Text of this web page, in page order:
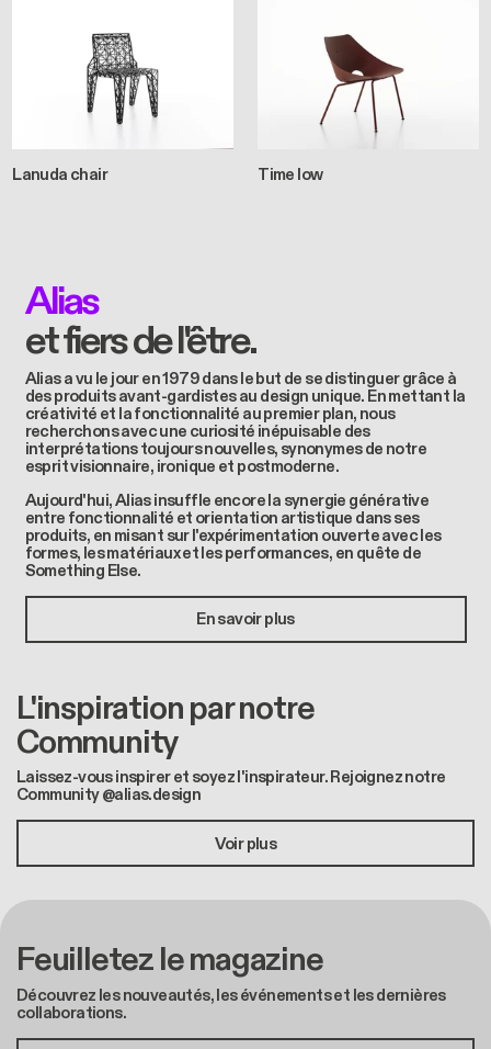
Lanuda chair Time low
Alias
et fiers de l'être.
Alias a vu le jour en 1979 dans le but de se distinguer grâce à
des produits avant-gardistes au design unique. En mettant la
créativité et la fonctionnalité au premier plan, nous
recherchons avec une curiosité inépuisable des
interprétations toujours nouvelles, synonymes de notre
esprit visionnaire, ironique et postmoderne.
Aujourd'hui, Alias insuffle encore la synergie générative
entre fonctionnalité et orientation artistique dans ses
produits, en misant sur l'expérimentation ouverte avec les
formes, les matériaux et les performances, en quête de
Something Else.
En savoir plus
L'inspiration par notre
Community
Laissez-vous inspirer et soyez l'inspirateur. Rejoignez notre
Community @alias.design
Voir plus
Feuilletez le magazine
Découvrez les nouveautés, les événements et les dernières
collaborations.